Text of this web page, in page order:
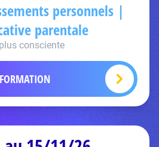
personnels |
parentale
consciente